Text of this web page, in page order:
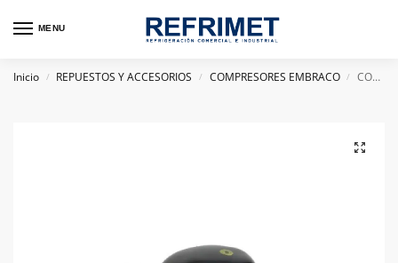
MENU
Inicio / REPUESTOS Y ACCESORIOS / COMPRESORES EMBRACO / COMPRESOR HERMETICO EMBRACO 3/4+HP NT6217Z R134 110V